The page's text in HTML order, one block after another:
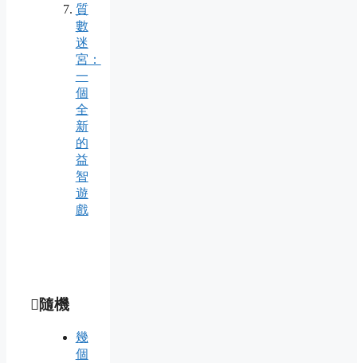
質
數
迷
宮：
一
個
全
新
的
益
智
遊
戲
隨機
幾
個